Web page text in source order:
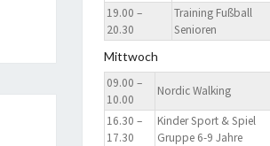
19.00 –
20.30
Training Fußball
Senioren
Mittwoch
09.00 –
10.00
Nordic Walking
16.30 –
17.30
Kinder Sport & Spiel
Gruppe 6-9 Jahre